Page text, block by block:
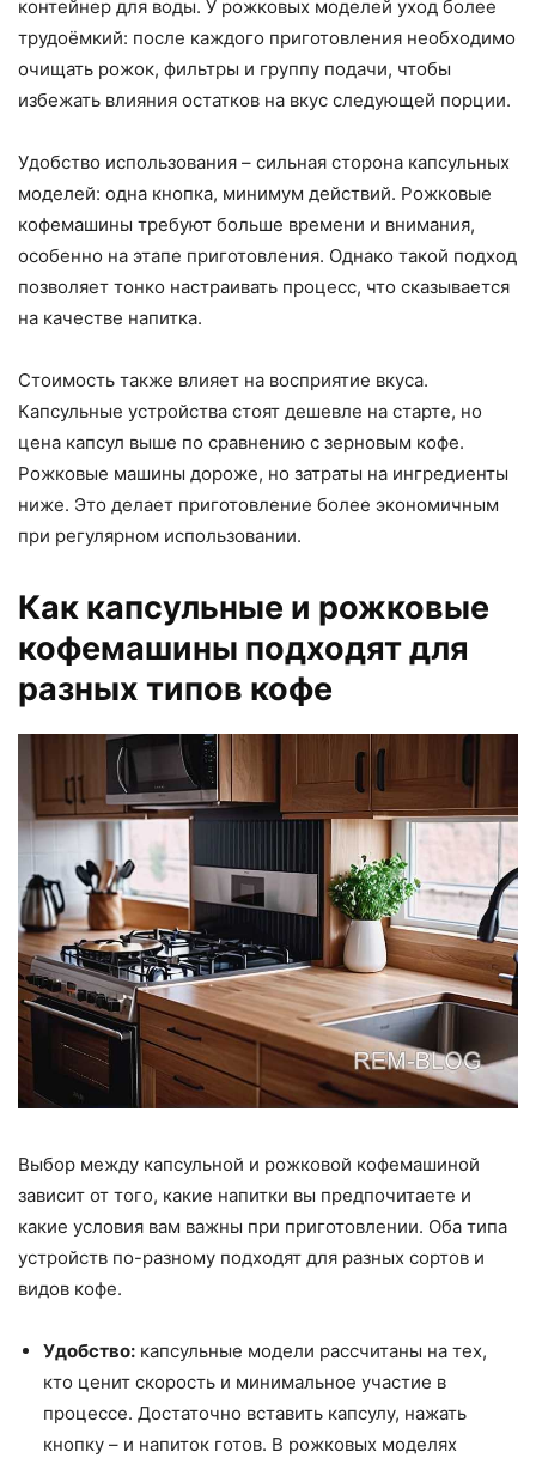
контейнер для воды. У рожковых моделей уход более
трудоёмкий: после каждого приготовления необходимо
очищать рожок, фильтры и группу подачи, чтобы
избежать влияния остатков на вкус следующей порции.
Удобство использования – сильная сторона капсульных
моделей: одна кнопка, минимум действий. Рожковые
кофемашины требуют больше времени и внимания,
особенно на этапе приготовления. Однако такой подход
позволяет тонко настраивать процесс, что сказывается
на качестве напитка.
Стоимость также влияет на восприятие вкуса.
Капсульные устройства стоят дешевле на старте, но
цена капсул выше по сравнению с зерновым кофе.
Рожковые машины дороже, но затраты на ингредиенты
ниже. Это делает приготовление более экономичным
при регулярном использовании.
Как капсульные и рожковые
кофемашины подходят для
разных типов кофе
Выбор между капсульной и рожковой кофемашиной
зависит от того, какие напитки вы предпочитаете и
какие условия вам важны при приготовлении. Оба типа
устройств по-разному подходят для разных сортов и
видов кофе.
Удобство: капсульные модели рассчитаны на тех,
кто ценит скорость и минимальное участие в
процессе. Достаточно вставить капсулу, нажать
кнопку – и напиток готов. В рожковых моделях